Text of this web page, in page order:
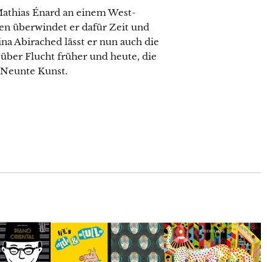
Énard an einem West-
überwindet er dafür Zeit und
Abirached lässt er nun auch die
Flucht früher und heute, die
Kunst.